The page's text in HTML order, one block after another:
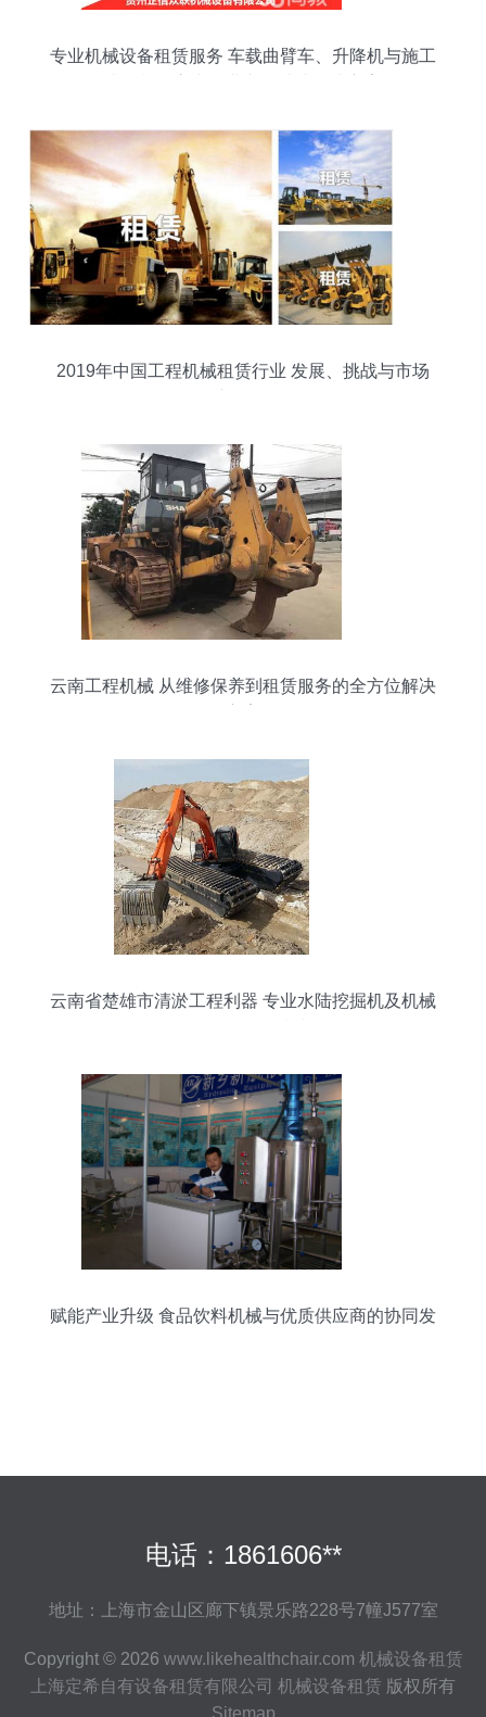
专业机械设备租赁服务 车载曲臂车、升降机与施工
2019年中国工程机械租赁行业 发展、挑战与市场
云南工程机械 从维修保养到租赁服务的全方位解决
云南省楚雄市清淤工程利器 专业水陆挖掘机及机械
赋能产业升级 食品饮料机械与优质供应商的协同发
电话：1861606**
地址：上海市金山区廊下镇景乐路228号7幢J577室
Copyright © 2026 www.likehealthchair.com 机械设备租赁
上海定希自有设备租赁有限公司 机械设备租赁 版权所有
Sitemap